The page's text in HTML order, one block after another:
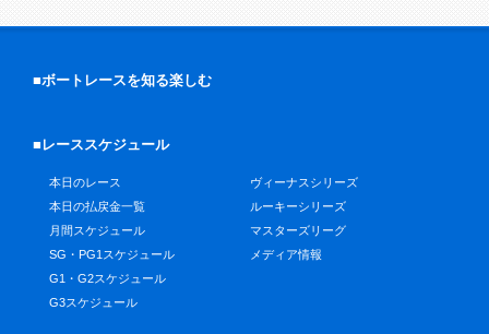
■ボートレースを知る楽しむ
■レーススケジュール
本日のレース
本日の払戻金一覧
月間スケジュール
SG・PG1スケジュール
G1・G2スケジュール
G3スケジュール
ヴィーナスシリーズ
ルーキーシリーズ
マスターズリーグ
メディア情報